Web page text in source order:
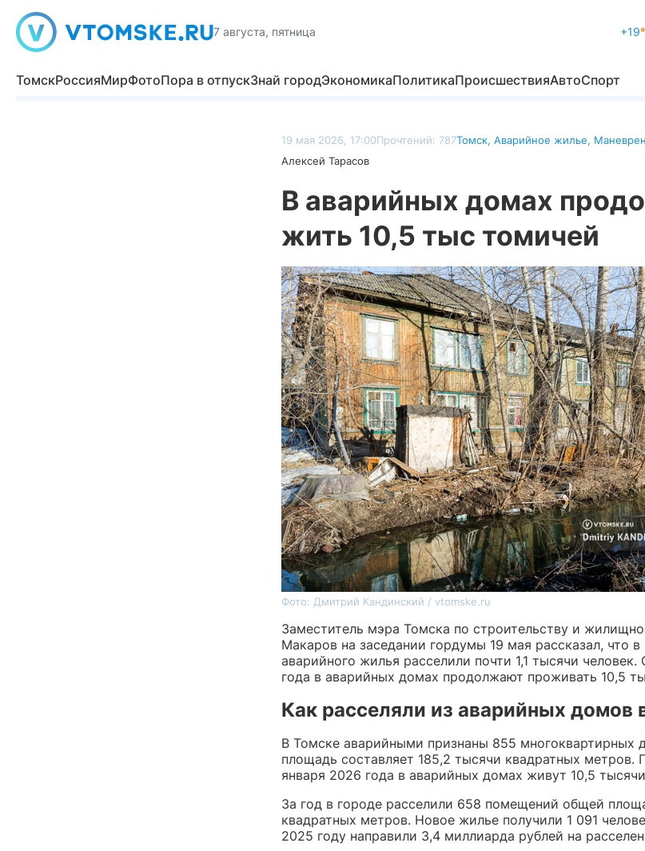
7 августа, пятница +19°
ТомскРоссияМирФотоПора в отпускЗнай городЭкономикаПолитикаПроисшествияАвтоСпорт
19 мая 2026, 17:00Прочтений: 787Томск, Аварийное жилье,
Алексей Тарасов
В аварийных домах
жить 10,5 тыс томичей
Фото: Дмитрий Кандинский / vtomske.ru
Заместитель мэра Томска по строительству и
Макаров на заседании гордумы 19 мая рассказал, что
аварийного жилья расселили почти 1,1 тысячи
года в аварийных домах продолжают проживать 10,5
Как расселяли из аварийных домов
В Томске аварийными признаны 855 многоквартирных
площадь составляет 185,2 тысячи квадратных метров.
января 2026 года в аварийных домах живут 10,5
За год в городе расселили 658 помещений общей
квадратных метров. Новое жилье получили 1 091
2025 году направили 3,4 миллиарда рублей на